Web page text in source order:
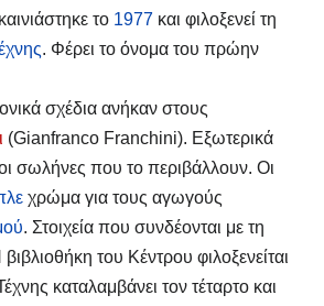
το 1977 και φιλοξενεί τη
. Φέρει το όνομα του πρώην
σχέδια ανήκαν στους
(Gianfranco Franchini). Εξωτερικά
σωλήνες που το περιβάλλουν. Οι
χρώμα για τους αγωγούς
. Στοιχεία που συνδέονται με τη
του Κέντρου φιλοξενείται
καταλαμβάνει τον τέταρτο και